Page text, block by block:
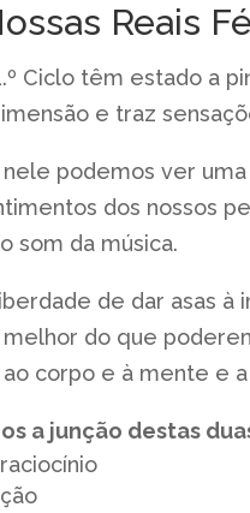
Reais
Ciclo têm estado a
e traz
podemos ver
dos nossos
som da música.
de dar asas à
do que
corpo e à mente e
a junção destas